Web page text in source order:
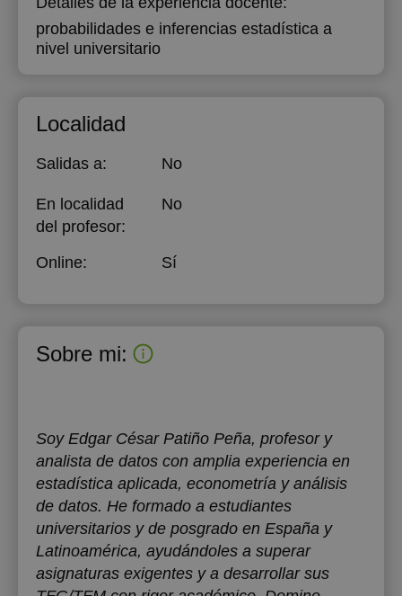
probabilidades e inferencias estadística a
nivel universitario
Localidad
Salidas a: No
En localidad
del profesor:
No
Online: Sí
Sobre mi:
Soy Edgar César Patiño Peña, profesor y
analista de datos con amplia experiencia en
estadística aplicada, econometría y análisis
de datos. He formado a estudiantes
universitarios y de posgrado en España y
Latinoamérica, ayudándoles a superar
asignaturas exigentes y a desarrollar sus